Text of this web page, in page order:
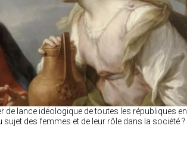
de lance idéologique de toutes les républiques en
des femmes et de leur rôle dans la société ?